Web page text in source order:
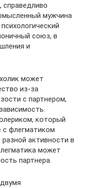
справедливо
мужчина
союз, в
и
может
из-за
с партнером,
который
с флегматиком
активности в
может
партнера.